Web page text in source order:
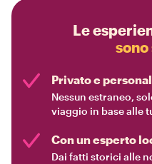
Le
Privato e
Nessun estraneo,
viaggio in base alle
Con un esperto
Dai fatti storici alle